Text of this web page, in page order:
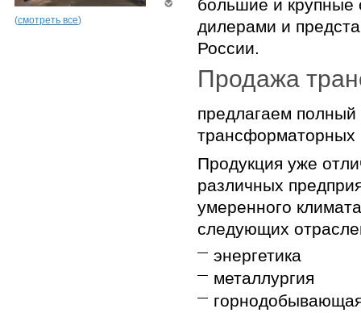
(смотреть все)
большие и
дилерами и
России.
Продажа
предлагаем
трансформаторных
Продукция уже
различных
умеренного
следующих
энергетика
металлургия